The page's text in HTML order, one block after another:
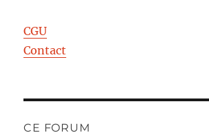
CGU
Contact
CE FORUM